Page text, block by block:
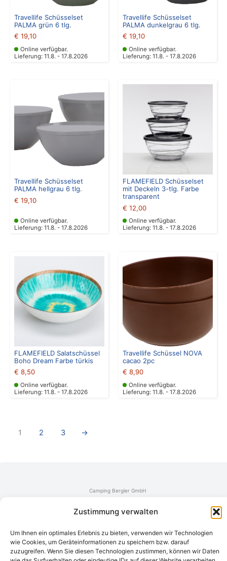
Zustimmung verwalten
Um Ihnen ein optimales Erlebnis zu bieten, verwenden wir Technologien
wie Cookies, um Geräteinformationen zu speichern bzw. darauf
zuzugreifen. Wenn Sie diesen Technologien zustimmen, können wir Daten
Travellife Schüsselset
PALMA grün 6 tlg.
€ 19,10
Online verfügbar.
Lieferung: 11.8. - 17.8.2026
Travellife Schüsselset
PALMA dunkelgrau 6 tlg.
€ 19,10
Online verfügbar.
Lieferung: 11.8. - 17.8.2026
Travellife Schüsselset
PALMA hellgrau 6 tlg.
€ 19,10
Online verfügbar.
Lieferung: 11.8. - 17.8.2026
FLAMEFIELD Schüsselset
mit Deckeln 3-tlg. Farbe
transparent
€ 12,00
Online verfügbar.
Lieferung: 11.8. - 17.8.2026
FLAMEFIELD Salatschüssel
Boho Dream Farbe türkis
€ 8,50
Online verfügbar.
Lieferung: 11.8. - 17.8.2026
Travellife Schüssel NOVA
cacao 2pc
€ 8,90
Online verfügbar.
Lieferung: 11.8. - 17.8.2026
1 2 3 →
Camping Bergler GmbH
Steiermark / Österreich​
info@campingbergler.at​
Impressum
AGB
Schlichtungsstelle
Widerrufsrecht und Formular